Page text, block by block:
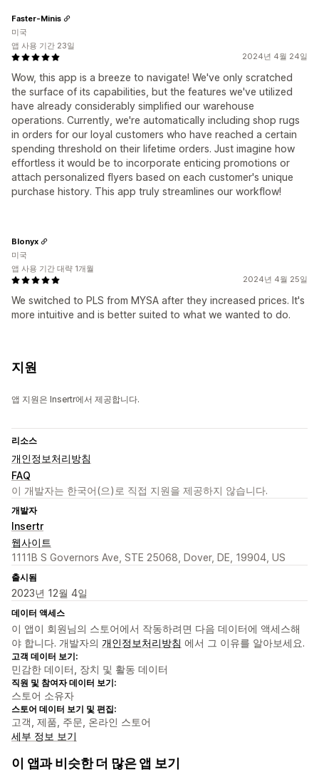
2024년 4월 24일
Wow, this app is a breeze to navigate! We've only scratched
the surface of its capabilities, but the features we've utilized
have already considerably simplified our warehouse
operations. Currently, we're automatically including shop rugs
in orders for our loyal customers who have reached a certain
spending threshold on their lifetime orders. Just imagine how
effortless it would be to incorporate enticing promotions or
attach personalized flyers based on each customer's unique
purchase history. This app truly streamlines our workflow!
Faster-Minis
미국
앱 사용 기간 23일
2024년 4월 25일
We switched to PLS from MYSA after they increased prices. It's
more intuitive and is better suited to what we wanted to do.
Blonyx
미국
앱 사용 기간 대략 1개월
지원
앱 지원은 Insertr에서 제공합니다.
리소스
개인정보처리방침
FAQ
이 개발자는 한국어(으)로 직접 지원을 제공하지 않습니다.
개발자
Insertr
웹사이트
1111B S Governors Ave, STE 25068, Dover, DE, 19904, US
출시됨
2023년 12월 4일
데이터 액세스
이 앱이 회원님의 스토어에서 작동하려면 다음 데이터에 액세스해
야 합니다. 개발자의 개인정보처리방침 에서 그 이유를 알아보세요.
고객 데이터 보기:
민감한 데이터, 장치 및 활동 데이터
직원 및 참여자 데이터 보기:
스토어 소유자
스토어 데이터 보기 및 편집:
고객, 제품, 주문, 온라인 스토어
세부 정보 보기
이 앱과 비슷한 더 많은 앱 보기